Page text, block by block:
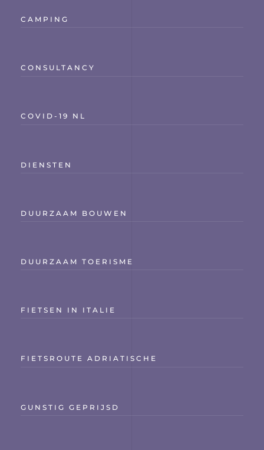
CAMPING
CONSULTANCY
COVID-19 NL
DIENSTEN
DUURZAAM BOUWEN
DUURZAAM TOERISME
FIETSEN IN ITALIE
FIETSROUTE ADRIATISCHE
GUNSTIG GEPRIJSD